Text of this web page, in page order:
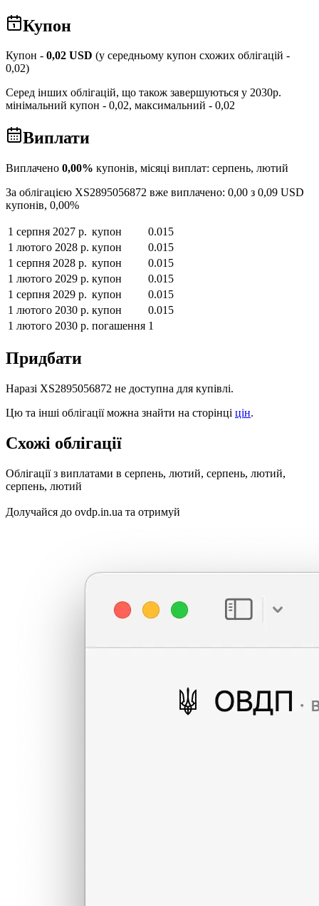
Купон
Купон - 0,02 USD (у середньому купон схожих облігацій -
0,02)
Серед інших облігацій, що також завершуються у 2030р.
мінімальний купон - 0,02, максимальний - 0,02
Виплати
Виплачено 0,00% купонів, місяці виплат: серпень, лютий
За облігацією XS2895056872 вже виплачено: 0,00 з 0,09 USD
купонів, 0,00%
1 серпня 2027 р. купон
0.015
1 лютого 2028 р. купон
0.015
1 серпня 2028 р. купон
0.015
1 лютого 2029 р. купон
0.015
1 серпня 2029 р. купон
0.015
1 лютого 2030 р. купон
0.015
1 лютого 2030 р. погашення 1
Придбати
Наразі XS2895056872 не доступна для купівлі.
Цю та інші облігації можна знайти на сторінці цін.
Схожі облігації
Облігації з виплатами в серпень, лютий, серпень, лютий,
серпень, лютий
Долучайся до ovdp.in.ua та отримуй